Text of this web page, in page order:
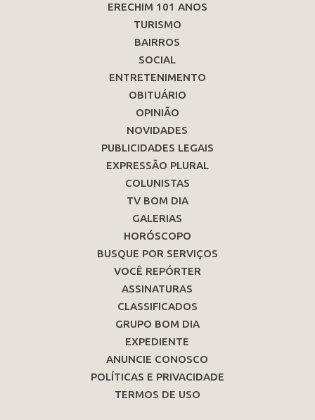
ERECHIM 101 ANOS
TURISMO
BAIRROS
SOCIAL
ENTRETENIMENTO
OBITUÁRIO
OPINIÃO
NOVIDADES
PUBLICIDADES LEGAIS
EXPRESSÃO PLURAL
COLUNISTAS
TV BOM DIA
GALERIAS
HORÓSCOPO
BUSQUE POR SERVIÇOS
VOCÊ REPÓRTER
ASSINATURAS
CLASSIFICADOS
GRUPO BOM DIA
EXPEDIENTE
ANUNCIE CONOSCO
POLÍTICAS E PRIVACIDADE
TERMOS DE USO